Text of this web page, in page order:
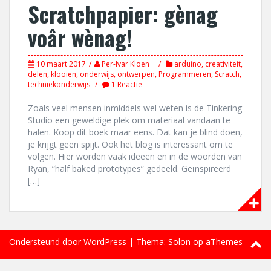
Scratchpapier: gènag
voâr wènag!
10 maart 2017 Per-Ivar Kloen arduino, creativiteit,
delen,klooien, onderwijs, ontwerpen,Programmeren, Scratch,
techniekonderwijs
1 Reactie
Zoals veel mensen inmiddels wel weten is de Tinkering
Studio een geweldige plek om materiaal vandaan te
halen. Koop dit boek maar eens. Dat kan je blind doen,
je krijgt geen spijt. Ook het blog is interessant om te
volgen. Hier worden vaak ideeën en in de woorden van
Ryan, “half baked prototypes” gedeeld. Geïnspireerd
[…]
Ondersteund door WordPress | Thema: Solon op aThemes